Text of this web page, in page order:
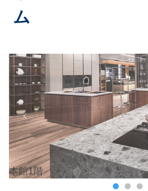
閉じる
ム
本館1階